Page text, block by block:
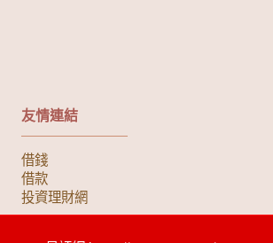
友情連結
借錢
借款
投資理財網